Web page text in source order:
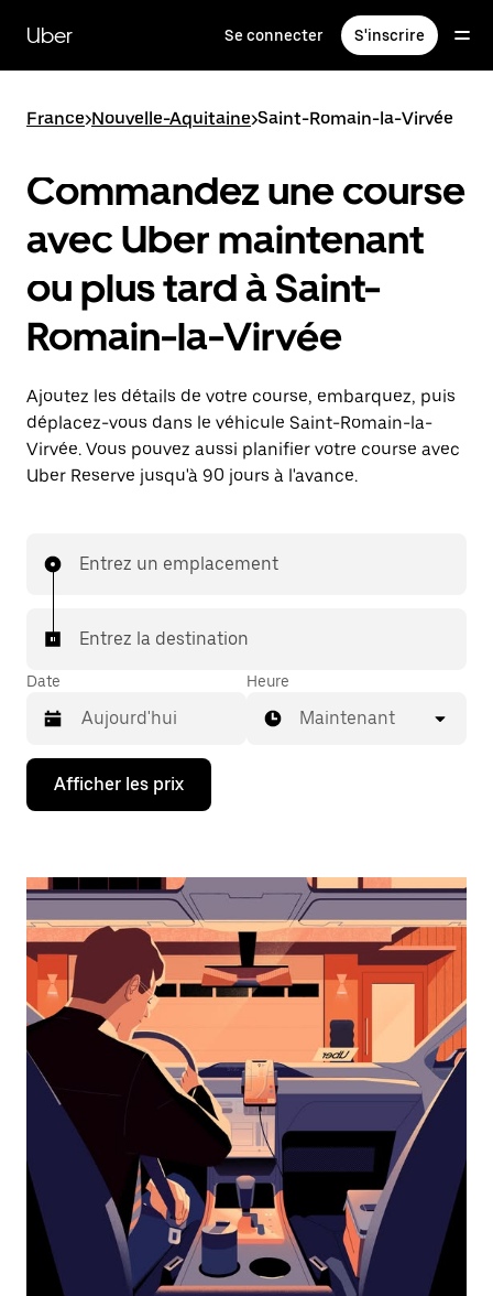
contenu
principal
Uber Se connecter S'inscrire
France>Nouvelle-Aquitaine>Saint-Romain-la-Virvée
Commandez une course
avec Uber maintenant
ou plus tard à Saint-
Romain-la-Virvée
Ajoutez les détails de votre course, embarquez, puis
déplacez-vous dans le véhicule Saint-Romain-la-
Virvée. Vous pouvez aussi planifier votre course avec
Uber Reserve jusqu'à 90 jours à l'avance.
Entrez un emplacement
Entrez la destination
Date
Appuyez
la
bas
interagir
avec
calendrier
et
sélectionner
une
date.
Appuyez
d'échappement
pour
fermer
calendrier.
Heure
Maintenant
Afficher les prix